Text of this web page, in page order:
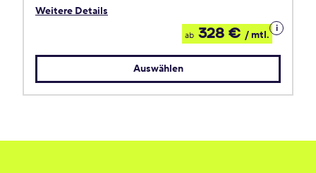
Weitere Details
ab 328 € / mtl.
Details
zum
Auswählen